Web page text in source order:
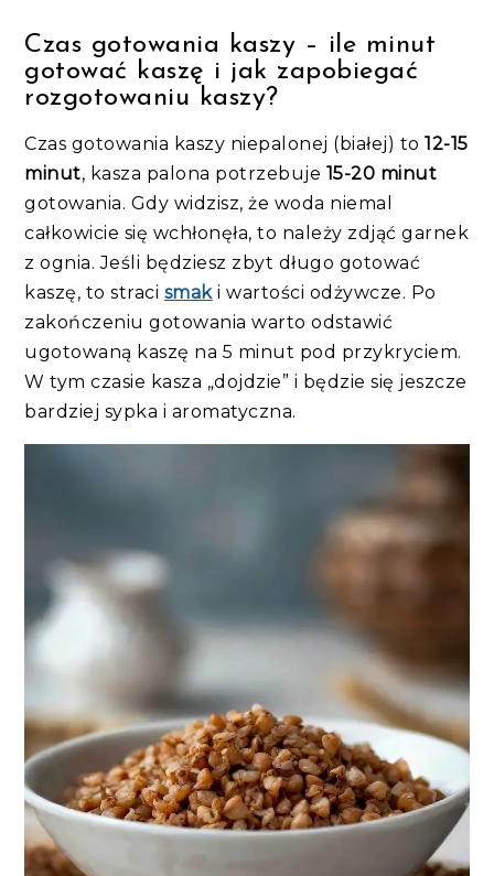
Czas gotowania kaszy – ile minut
gotować kaszę i jak zapobiegać
rozgotowaniu kaszy?
Czas gotowania kaszy niepalonej (białej) to12-15
minut, kasza palona potrzebuje 15-20 minut
gotowania. Gdy widzisz, że woda niemal
całkowicie się wchłonęła, to należy zdjąć garnek
z ognia. Jeśli będziesz zbyt długo gotować
kaszę, to straci smaki wartości odżywcze. Po
zakończeniu gotowania warto odstawić
ugotowaną kaszę na 5 minut pod przykryciem.
W tym czasie kasza „dojdzie” i będzie się jeszcze
bardziej sypka i aromatyczna.